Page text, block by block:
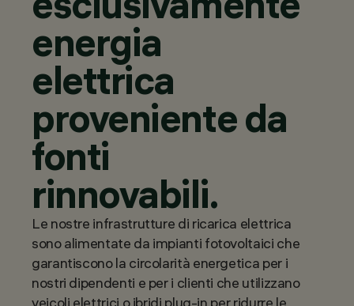
energia
elettrica
proveniente da
fonti
rinnovabili.
Le nostre infrastrutture di ricarica elettrica
sono alimentate da impianti fotovoltaici che
garantiscono la circolarità energetica per i
nostri dipendenti e per i clienti che utilizzano
veicoli elettrici o ibridi plug-in per ridurre le